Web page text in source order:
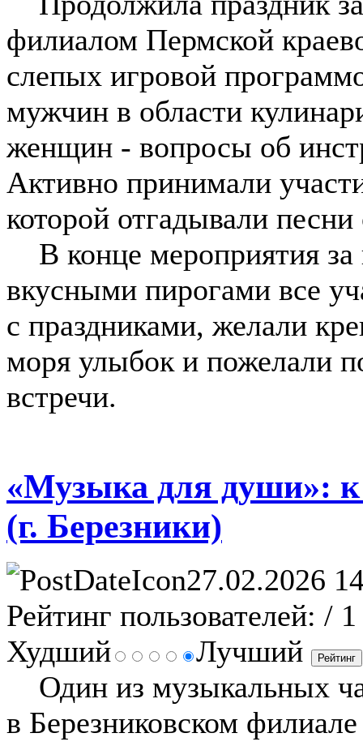
филиалом Пермской
слепых игровой
мужчин в области
женщин - вопросы об
Активно принимали
которой отгадывали
В конце мероприятия за
вкусными пирогами все
с праздниками, желали
моря улыбок и пожелали
встречи.
«Музыка для души»:
(г. Березники)
27.02.2026
Рейтинг пользователей: / 1
Худший
Лучший
Один из музыкальных
в Березниковском